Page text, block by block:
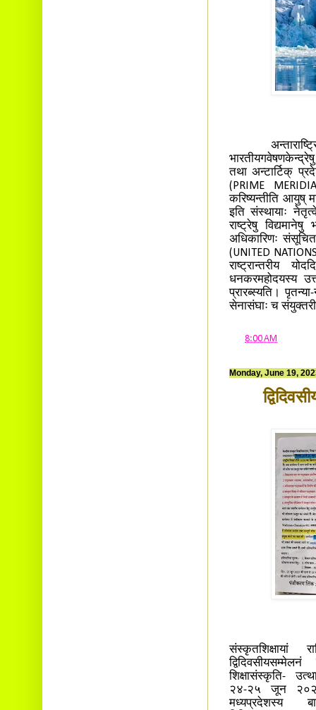
तथा अन्टार्टिक्
(PRIME
करिष्यन्तीति आयुष्
इति संस्थायाः
राष्ट्रेषु
अधिकारिणः
(UNITED
राष्ट्रान्तरीय
धनकरमहोदयस्य
प्रारब्स्यति।
सेनासंघाः च
8:00 AM
Monday, June 19,
संस्कृतशिक्षायां
शिक्षासंस्कृति-
२४-२५ जून २०२३
मध्यप्रदेशस्य